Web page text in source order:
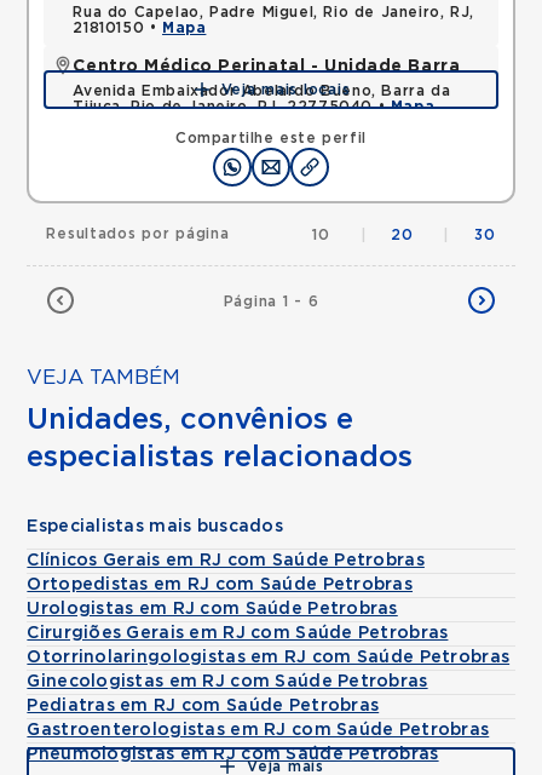
Compartilhe este perfil
Rua do Capelao, Padre Miguel, Rio de Janeiro, RJ,
21810150 •
Mapa
Centro Médico Perinatal - Unidade Barra
Avenida Embaixador Abelardo Bueno, Barra da
Tijuca, Rio de Janeiro, RJ, 22775040 •Mapa
Veja mais locais
Página 1 - 6
Resultados por página 10 20 30
VEJA TAMBÉM
Unidades, convênios e
especialistas relacionados
Especialistas mais buscados
Clínicos Gerais em RJ com Saúde Petrobras
Ortopedistas em RJ com Saúde Petrobras
Urologistas em RJ com Saúde Petrobras
Cirurgiões Gerais em RJ com Saúde Petrobras
Otorrinolaringologistas em RJ com Saúde Petrobras
Ginecologistas em RJ com Saúde Petrobras
Pediatras em RJ com Saúde Petrobras
Gastroenterologistas em RJ com Saúde Petrobras
Pneumologistas em RJ com Saúde Petrobras
Veja mais